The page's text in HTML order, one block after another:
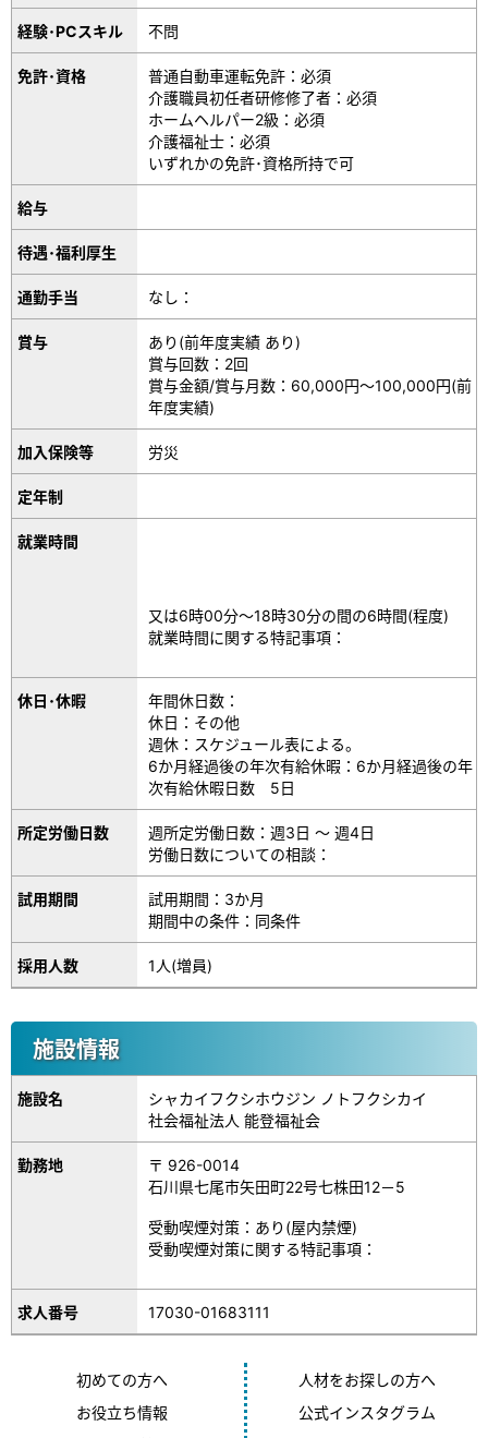
経験･PCスキル 不問
免許･資格
普通自動車運転免許：必須
介護職員初任者研修修了者：必須
ホームヘルパー2級：必須
介護福祉士：必須
いずれかの免許･資格所持で可
給与
待遇･福利厚生
通勤手当 なし：
賞与
あり(前年度実績 あり)
賞与回数：2回
賞与金額/賞与月数：60,000円～100,000円(前
年度実績)
加入保険等 労災
定年制
就業時間
又は6時00分～18時30分の間の6時間(程度)
就業時間に関する特記事項：
休日･休暇
年間休日数：
休日：その他
週休：スケジュール表による。
6か月経過後の年次有給休暇：6か月経過後の年
次有給休暇日数 5日
所定労働日数
週所定労働日数：週3日 ～ 週4日
労働日数についての相談：
試用期間
試用期間：3か月
期間中の条件：同条件
採用人数 1人(増員)
施設情報
施設名
シャカイフクシホウジン ノトフクシカイ
社会福祉法人 能登福祉会
勤務地
〒 926-0014
石川県七尾市矢田町22号七株田12－5
受動喫煙対策：あり(屋内禁煙)
受動喫煙対策に関する特記事項：
求人番号 17030-01683111
初めての方へ
お役立ち情報
人材をお探しの方へ
公式インスタグラム